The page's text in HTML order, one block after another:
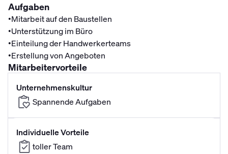
Aufgaben
•Mitarbeit auf den Baustellen
•Unterstützung im Büro
•Einteilung der Handwerkerteams
•Erstellung von Angeboten
Mitarbeitervorteile
Unternehmenskultur
Spannende Aufgaben
Individuelle Vorteile
toller Team